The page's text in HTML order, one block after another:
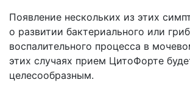
Появление нескольких из этих
о развитии бактериального или
воспалительного процесса в
этих случаях прием ЦитоФорте
целесообразным.